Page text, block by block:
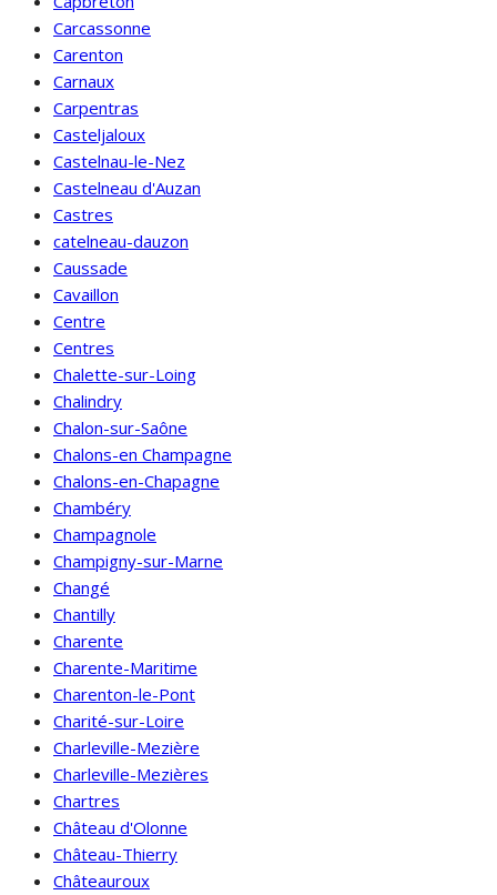
Carcassonne
Carenton
Carnaux
Carpentras
Casteljaloux
Castelnau-le-Nez
Castelneau d'Auzan
Castres
catelneau-dauzon
Caussade
Cavaillon
Centre
Centres
Chalette-sur-Loing
Chalindry
Chalon-sur-Saône
Chalons-en Champagne
Chalons-en-Chapagne
Chambéry
Champagnole
Champigny-sur-Marne
Changé
Chantilly
Charente
Charente-Maritime
Charenton-le-Pont
Charité-sur-Loire
Charleville-Mezière
Charleville-Mezières
Chartres
Château d'Olonne
Château-Thierry
Châteauroux